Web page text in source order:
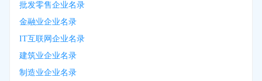
批发零售企业名录
金融业企业名录
IT互联网企业名录
建筑业企业名录
制造业企业名录